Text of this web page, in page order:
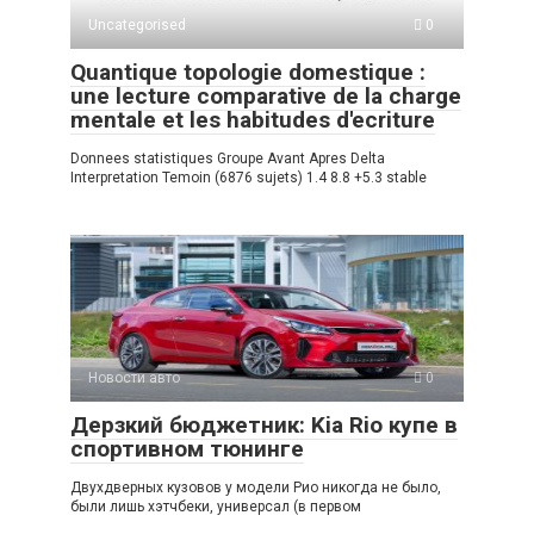
Uncategorised 0
Quantique topologie domestique :
une lecture comparative de la charge
mentale et les habitudes d'ecriture
Donnees statistiques Groupe Avant Apres Delta
Interpretation Temoin (6876 sujets) 1.4 8.8 +5.3 stable
Новости авто 0
Дерзкий бюджетник: Kia Rio купе в
спортивном тюнинге
Двухдверных кузовов у модели Рио никогда не было,
были лишь хэтчбеки, универсал (в первом